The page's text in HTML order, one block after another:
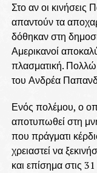
Στο αν οι κινήσεις
απαντούν τα
δόθηκαν στη
Αμερικανοί
πλασματική.
του Ανδρέα
Ενός πολέμου, ο
αποτυπωθεί στη
που πράγματι
χρειαστεί να
και επίσημα στις